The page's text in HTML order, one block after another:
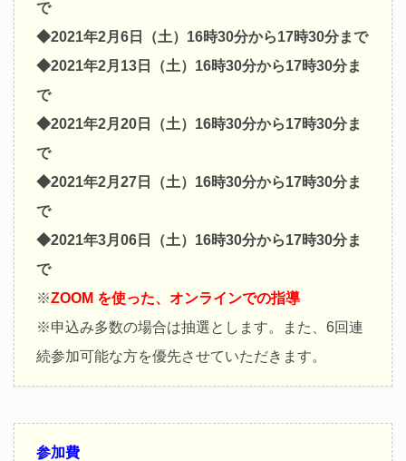
で
◆2021年2月6日（土）16時30分から17時30分まで
◆2021年2月13日（土）16時30分から17時30分ま
で
◆2021年2月20日（土）16時30分から17時30分ま
で
◆2021年2月27日（土）16時30分から17時30分ま
で
◆2021年3月06日（土）16時30分から17時30分ま
で
※ZOOM を使った、オンラインでの指導
※申込み多数の場合は抽選とします。また、6回連
続参加可能な方を優先させていただきます。
参加費